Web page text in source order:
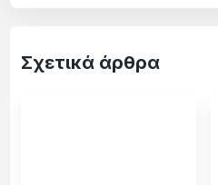
Σχετικά άρθρα